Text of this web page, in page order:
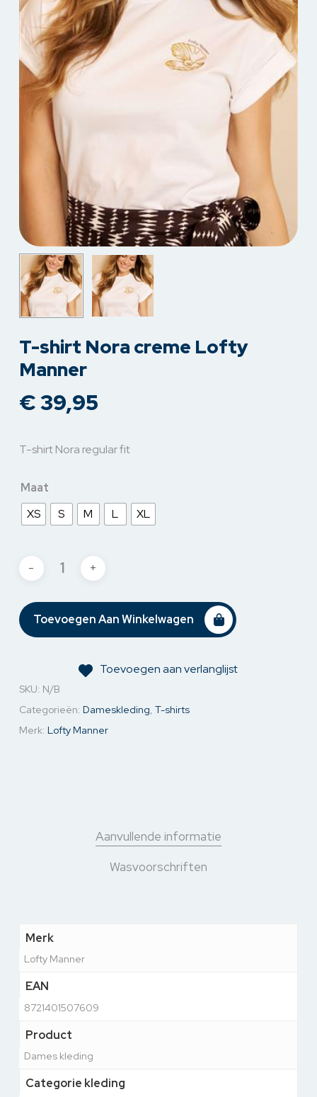
T-shirt Nora creme Lofty
Manner
€39,95
T-shirt Nora regular fit
Maat
XS
S M L XL
Toevoegen Aan Winkelwagen
Toevoegen aan verlanglijst
SKU: N/B
Categorieën: Dameskleding, T-shirts
Merk: Lofty Manner
Aanvullende informatie
Wasvoorschriften
Merk
Lofty Manner
EAN
8721401507609
Product
Dames kleding
Categorie kleding